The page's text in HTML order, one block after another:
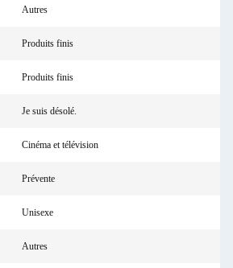
Autres
Produits finis
Produits finis
Je suis désolé.
Cinéma et télévision
Prévente
Unisexe
Autres